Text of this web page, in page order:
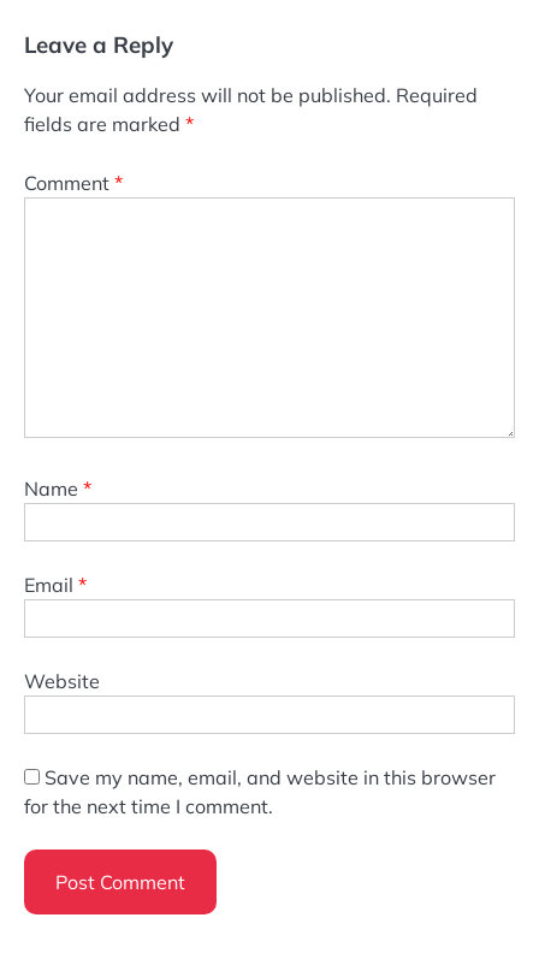
Leave a Reply
Your email address will not be published. Required
fields are marked *
Comment *
Name *
Email *
Website
Save my name, email, and website in this browser
for the next time I comment.